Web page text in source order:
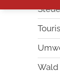
Wald